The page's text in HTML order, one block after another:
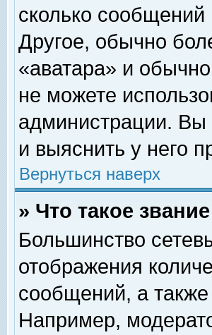
сколько
Другое, обычно
«аватара» и
не можете
администрации. Вы
и выяснить у него
Вернуться наверх
» Что такое
Большинство
отображения
сообщений, а
Например,